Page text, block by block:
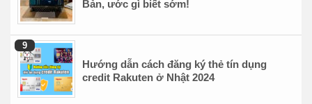
Bản, ước gì biết sớm!
Hướng dẫn cách đăng ký thẻ tín dụng
credit Rakuten ở Nhật 2024